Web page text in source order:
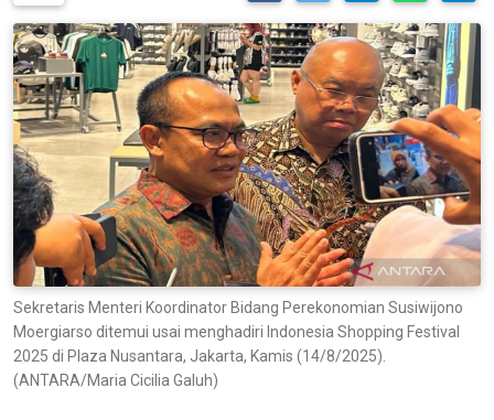
Sekretaris Menteri Koordinator Bidang Perekonomian Susiwijono
Moergiarso ditemui usai menghadiri Indonesia Shopping Festival
2025 di Plaza Nusantara, Jakarta, Kamis (14/8/2025).
(ANTARA/Maria Cicilia Galuh)